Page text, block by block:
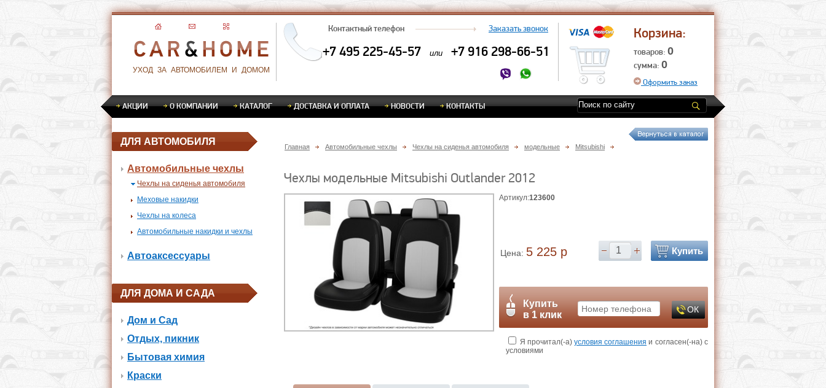
УХОД ЗА АВТОМОБИЛЕМ И ДОМОМ
Контактный телефон Заказать звонок
+7 495 225-45-57 или +7 916 298-66-51
Корзина:
товаров: 0
сумма: 0
Оформить заказ
АКЦИИ О КОМПАНИИ КАТАЛОГ ДОСТАВКА И ОПЛАТА НОВОСТИ КОНТАКТЫ
ДЛЯ АВТОМОБИЛЯ
Автомобильные чехлы
Чехлы на сиденья автомобиля
Меховые накидки
Чехлы на колеса
Автомобильные накидки и чехлы
Автоаксессуары
ДЛЯ ДОМА И САДА
Дом и Сад
Отдых, пикник
Бытовая химия
Краски
Главная Автомобильные чехлы Чехлы на сиденья автомобиля модельные Mitsubishi
Чехлы модельные Mitsubishi Outlander 2012
Артикул:123600
Цена: 5 225 p Купить
Купить
в 1 клик
Я прочитал(-а) условия соглашения и согласен(-на) с
условиями